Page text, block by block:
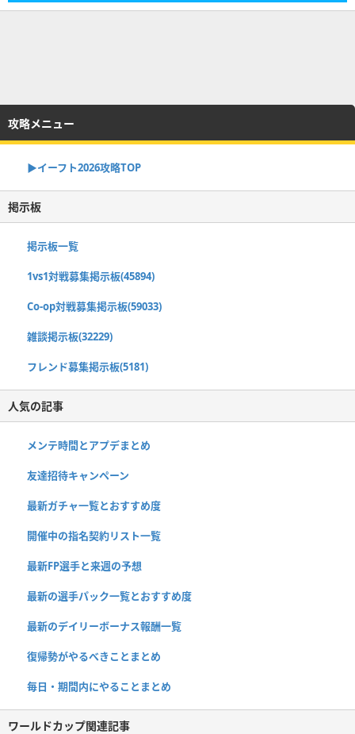
攻略メニュー
▶イーフト2026攻略TOP
掲示板
掲示板一覧
1vs1対戦募集掲示板(45894)
Co-op対戦募集掲示板(59033)
雑談掲示板(32229)
フレンド募集掲示板(5181)
人気の記事
メンテ時間とアプデまとめ
友達招待キャンペーン
最新ガチャ一覧とおすすめ度
開催中の指名契約リスト一覧
最新FP選手と来週の予想
最新の選手パック一覧とおすすめ度
最新のデイリーボーナス報酬一覧
復帰勢がやるべきことまとめ
毎日・期間内にやることまとめ
ワールドカップ関連記事